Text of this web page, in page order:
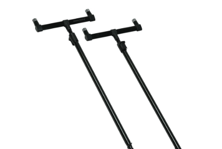
0,0
z
hvězdiček.